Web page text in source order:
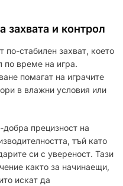
захвата и контрол
по-стабилен захват, което
време на игра.
помагат на играчите
в влажни условия или
добра прецизност на
тъй като
си с увереност. Тази
както за начинаещи,
искат да